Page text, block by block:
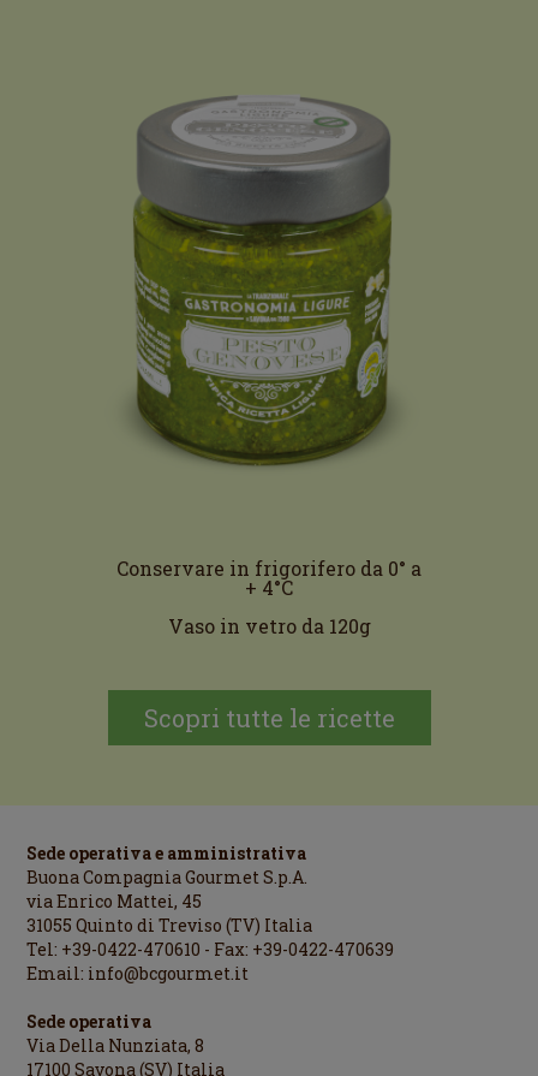
Conservare in frigorifero da 0° a
+ 4°C
Vaso in vetro da 120g
Scopri tutte le ricette
Sede operativa e amministrativa
Buona Compagnia Gourmet S.p.A.
via Enrico Mattei, 45
31055 Quinto di Treviso (TV) Italia
Tel: +39-0422-470610 - Fax: +39-0422-470639
Email: info@bcgourmet.it
Sede operativa
Via Della Nunziata, 8
17100 Savona (SV) Italia